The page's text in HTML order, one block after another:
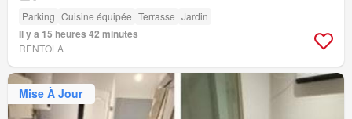
Parking Cuisine équipée Terrasse Jardin
Il y a 15 heures 42 minutes
RENTOLA
Mise À Jour